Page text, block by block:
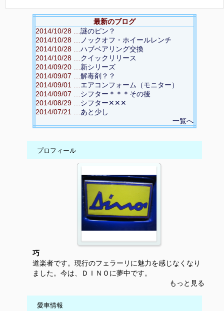
最新のブログ
2014/10/28 … 謎のピン？
2014/10/28 …
ノックオフ・ホイールレンチ
2014/10/28 … ハブベアリング交換
2014/10/28 … クイックリリース
2014/09/20 … 新シリーズ
2014/09/07 … 解毒剤？？
2014/09/01 … エアコンフォーム（モニター）
2014/09/07 … シフター＊＊＊その後
2014/08/29 … シフター✕✕✕
2014/07/21 … あと少し
一覧へ
プロフィール
巧
道楽者です。現行のフェラーリに魅力を感じなくなり
ました。今は、ＤＩＮＯに夢中です。
もっと見る
愛車情報